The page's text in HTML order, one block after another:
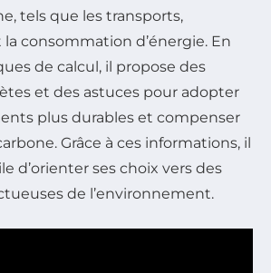
tels que les transports,
consommation d’énergie. En
de calcul, il propose des
et des astuces pour adopter
plus durables et compenser
Grâce à ces informations, il
d’orienter ses choix vers des
de l’environnement.